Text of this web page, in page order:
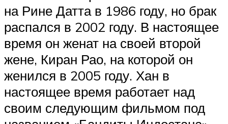
на Рине Датта в 1986 году, но брак
распался в 2002 году. В настоящее
время он женат на своей второй
жене, Киран Рао, на которой он
женился в 2005 году. Хан в
настоящее время работает над
своим следующим фильмом под